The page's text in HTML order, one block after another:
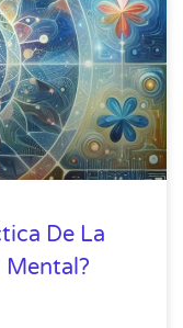
De La
Mental?